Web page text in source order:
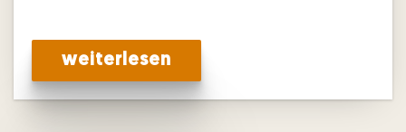
weiterlesen